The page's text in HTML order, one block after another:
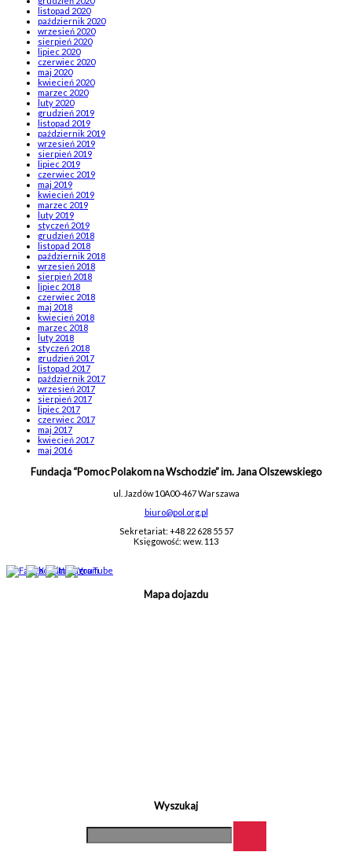
listopad 2020
październik 2020
wrzesień 2020
sierpień 2020
lipiec 2020
czerwiec 2020
maj 2020
kwiecień 2020
marzec 2020
luty 2020
grudzień 2019
listopad 2019
październik 2019
wrzesień 2019
sierpień 2019
lipiec 2019
czerwiec 2019
maj 2019
kwiecień 2019
marzec 2019
luty 2019
styczeń 2019
grudzień 2018
listopad 2018
październik 2018
wrzesień 2018
sierpień 2018
lipiec 2018
czerwiec 2018
maj 2018
kwiecień 2018
marzec 2018
luty 2018
styczeń 2018
grudzień 2017
listopad 2017
październik 2017
wrzesień 2017
sierpień 2017
lipiec 2017
czerwiec 2017
maj 2017
kwiecień 2017
maj 2016
Fundacja “Pomoc Polakom na Wschodzie” im. Jana Olszewskiego
ul. Jazdów 10A00-467 Warszawa
biuro@pol.org.pl
Sekretariat: +48 22 628 55 57
Księgowość: wew. 113
Mapa dojazdu
Wyszukaj